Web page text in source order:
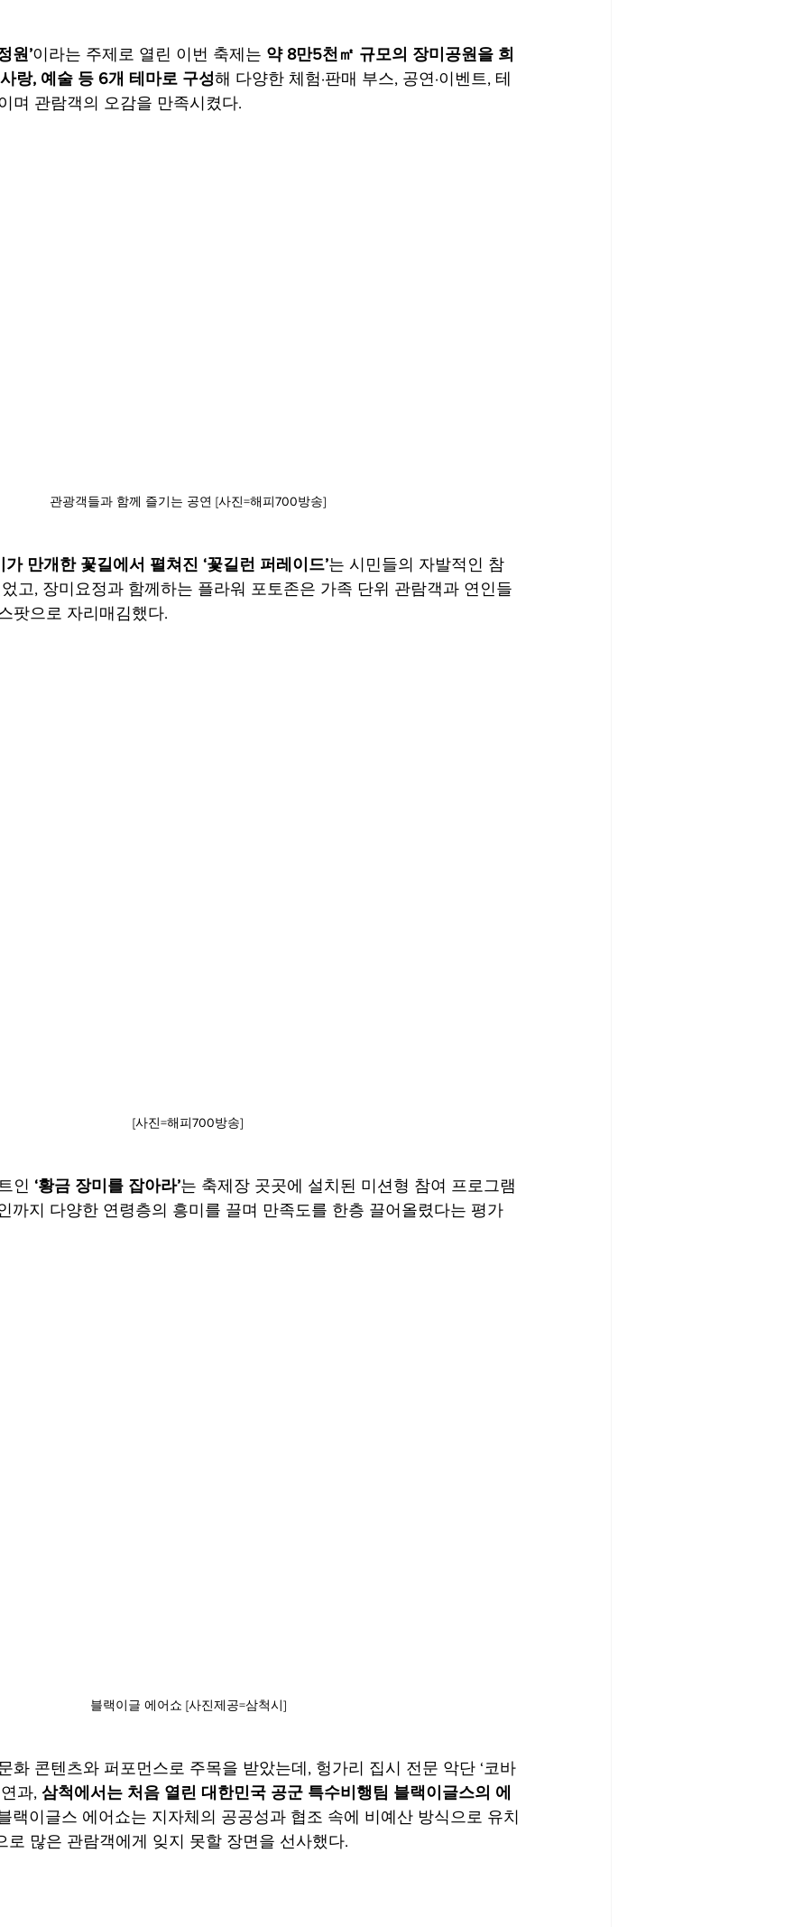
원’이라는 주제로 열린 이번 축제는 약 8만5천㎡ 규모의 장미공원을 희
랑, 예술 등 6개 테마로 구성해 다양한 체험·판매 부스, 공연·이벤트, 테
며 관람객의 오감을 만족시켰다.
관광객들과 함께 즐기는 공연 [사진=해피700방송]
가 만개한 꽃길에서 펼쳐진 ‘꽃길런 퍼레이드’는 시민들의 자발적인 참
고, 장미요정과 함께하는 플라워 포토존은 가족 단위 관람객과 연인들
팟으로 자리매김했다.
[사진=해피700방송]
인 ‘황금 장미를 잡아라’는 축제장 곳곳에 설치된 미션형 참여 프로그램
까지 다양한 연령층의 흥미를 끌며 만족도를 한층 끌어올렸다는 평가
블랙이글 에어쇼 [사진제공=삼척시]
화 콘텐츠와 퍼포먼스로 주목을 받았는데, 헝가리 집시 전문 악단 ‘코바
과, 삼척에서는 처음 열린 대한민국 공군 특수비행팀 블랙이글스의 에
랙이글스 에어쇼는 지자체의 공공성과 협조 속에 비예산 방식으로 유치
로 많은 관람객에게 잊지 못할 장면을 선사했다.